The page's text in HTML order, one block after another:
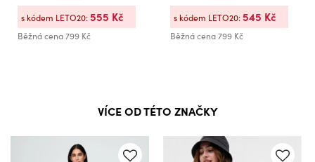
Běžná cena799 Kč
s kódem LETO20:555 Kč
Běžná cena799 Kč
s kódem LETO20:545 Kč
VÍCE OD TÉTO ZNAČKY